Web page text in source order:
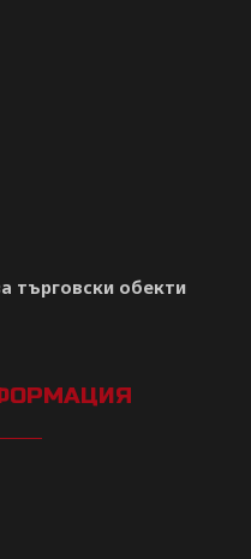
търговски обекти